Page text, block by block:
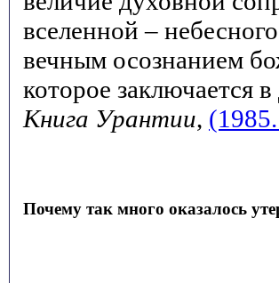
вселенной –
вечным осознанием
которое заключается
Книга Урантии,
Почему так много оказалось